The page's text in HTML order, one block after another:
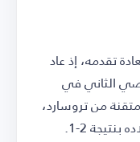
تقدمه، إذ عاد
الثاني في
متقنة من تروسارد،
2-1.